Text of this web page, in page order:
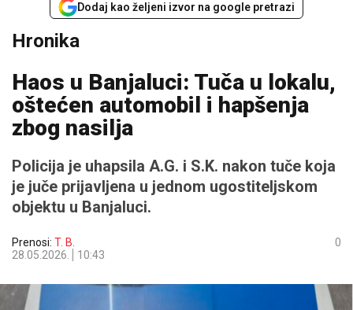
Dodaj kao željeni izvor na google pretrazi
Hronika
Haos u Banjaluci: Tuča u lokalu,
oštećen automobil i hapšenja
zbog nasilja
Policija je uhapsila A.G. i S.K. nakon tuče koja
je juče prijavljena u jednom ugostiteljskom
objektu u Banjaluci.
Prenosi: T. B.
28.05.2026.
10:43
0